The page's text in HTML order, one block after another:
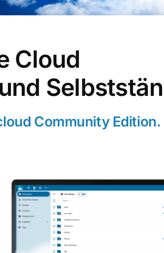
Cloud
Community Edition.